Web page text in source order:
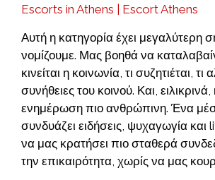
Escorts in Athens | Escort Athens
Αυτή η κατηγορία έχει μεγαλύτερη
νομίζουμε. Μας βοηθά να
κινείται η κοινωνία, τι συζητιέται, τι
συνήθειες του κοινού. Και, ειλικρινά,
ενημέρωση πιο ανθρώπινη. Ένα
συνδυάζει ειδήσεις, ψυχαγωγία
να μας κρατήσει πιο σταθερά
την επικαιρότητα, χωρίς να μας